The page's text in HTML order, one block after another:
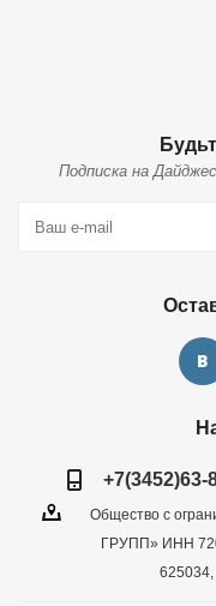
Подписка на
+7(3452)63-
Общество с
ГРУПП» ИНН
625034,